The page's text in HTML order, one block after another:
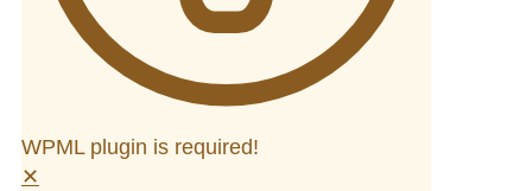
WPML plugin is required!
✕